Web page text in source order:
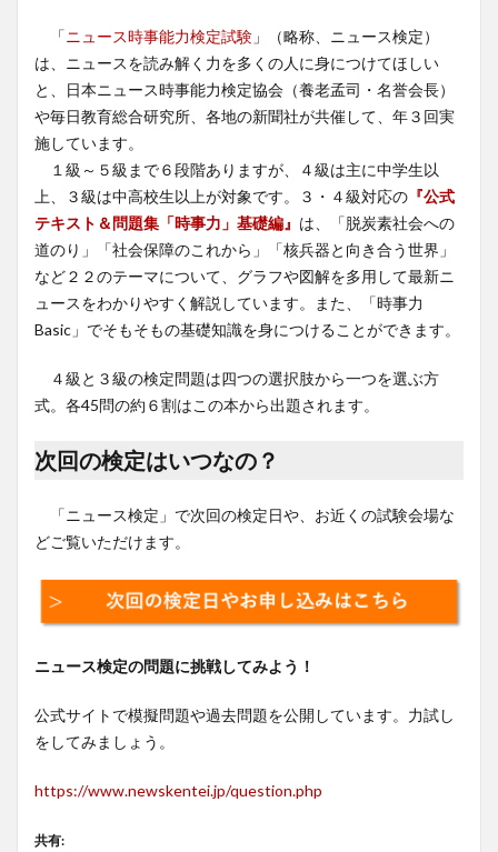
「ニュース時事能力検定試験 」（略称、ニュース検定）
は、ニュースを読み解く力を多くの人に身につけてほしい
と、日本ニュース時事能力検定協会（養老孟司・名誉会長）
や毎日教育総合研究所、各地の新聞社が共催して、年３回実
施しています。
１級～５級まで６段階ありますが、４級は主に中学生以
上、３級は中高校生以上が対象です。３・４級対応の 『公式
テキスト＆問題集「時事力」基礎編』 は、「脱炭素社会への
道のり」「社会保障のこれから」「核兵器と向き合う世界」
など２２のテーマについて、グラフや図解を多用して最新ニ
ュースをわかりやすく解説しています。また、「時事力
Basic」でそもそもの基礎知識を身につけることができます。
４級と３級の検定問題は四つの選択肢から一つを選ぶ方
式。各45問の約６割はこの本から出題されます。
次回の検定はいつなの？
「ニュース検定」で次回の検定日や、お近くの試験会場な
どご覧いただけます。
ニュース検定の問題に挑戦してみよう！
公式サイトで模擬問題や過去問題を公開しています。力試し
をしてみましょう。
https://www.newskentei.jp/question.php
共有: